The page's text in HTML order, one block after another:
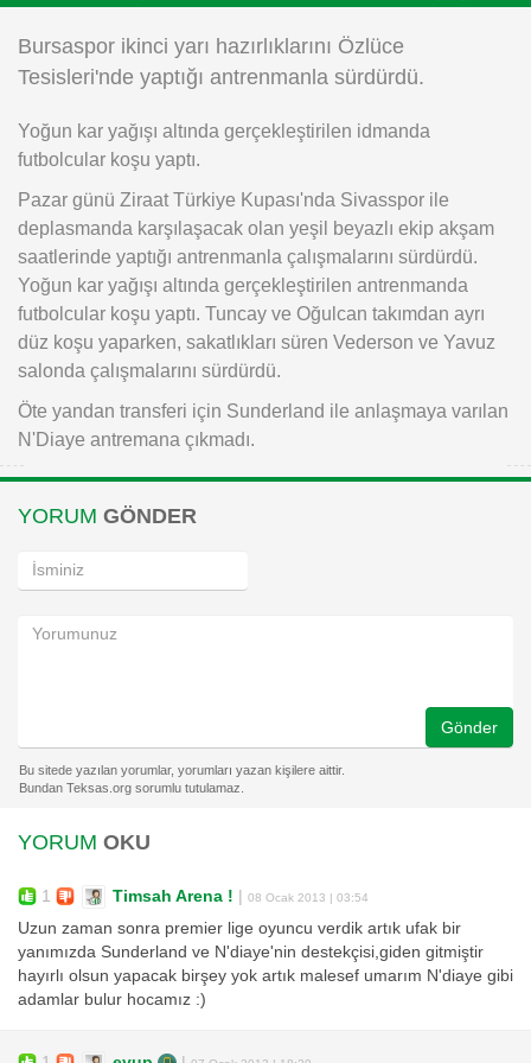
Instagram
iOS
Bursaspor ikinci yarı hazırlıklarını Özlüce
Tesisleri'nde yaptığı antrenmanla sürdürdü.
Yoğun kar yağışı altında gerçekleştirilen idmanda
futbolcular koşu yaptı.
Pazar günü Ziraat Türkiye Kupası'nda Sivasspor ile
deplasmanda karşılaşacak olan yeşil beyazlı ekip akşam
saatlerinde yaptığı antrenmanla çalışmalarını sürdürdü.
Yoğun kar yağışı altında gerçekleştirilen antrenmanda
futbolcular koşu yaptı. Tuncay ve Oğulcan takımdan ayrı
düz koşu yaparken, sakatlıkları süren Vederson ve Yavuz
salonda çalışmalarını sürdürdü.
Öte yandan transferi için Sunderland ile anlaşmaya varılan
N'Diaye antremana çıkmadı.
YORUM GÖNDER
Gönder
YORUM OKU
1 Timsah Arena ! | 08 Ocak 2013 | 03:54
Uzun zaman sonra premier lige oyuncu verdik artık ufak bir
yanımızda Sunderland ve N'diaye'nin destekçisi,giden gitmiştir
hayırlı olsun yapacak birşey yok artık malesef umarım N'diaye gibi
adamlar bulur hocamız :)